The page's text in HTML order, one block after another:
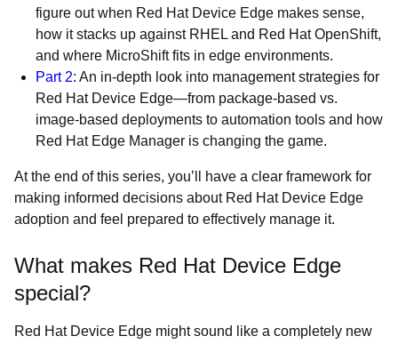
figure out when Red Hat Device Edge makes sense,
how it stacks up against RHEL and Red Hat OpenShift,
and where MicroShift fits in edge environments.
Part 2: An in-depth look into management strategies for
Red Hat Device Edge—from package-based vs.
image-based deployments to automation tools and how
Red Hat Edge Manager is changing the game.
At the end of this series, you’ll have a clear framework for
making informed decisions about Red Hat Device Edge
adoption and feel prepared to effectively manage it.
What makes Red Hat Device Edge
special?
Red Hat Device Edge might sound like a completely new